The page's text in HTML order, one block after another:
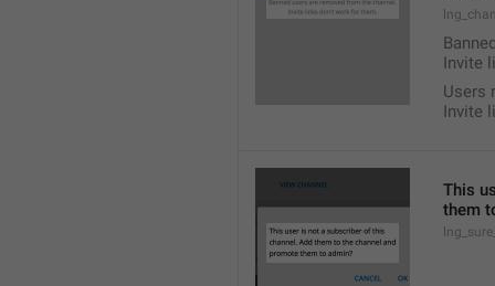
Invite
Users
Invite
This
them